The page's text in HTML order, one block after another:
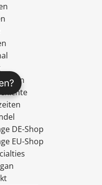
DE-Shop
EU-Shop